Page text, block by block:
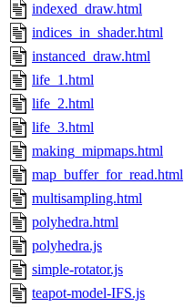
indexed_draw.html
indices_in_shader.html
instanced_draw.html
life_1.html
life_2.html
life_3.html
making_mipmaps.html
map_buffer_for_read.html
multisampling.html
polyhedra.html
polyhedra.js
simple-rotator.js
teapot-model-IFS.js